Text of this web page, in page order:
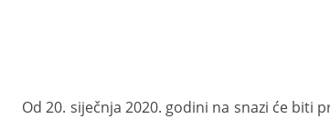
Od 20. siječnja 2020. godini na snazi će biti